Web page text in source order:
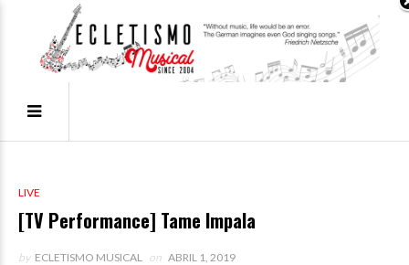
LIVE
[TV Performance] Tame Impala
by ECLETISMO MUSICAL on ABRIL 1, 2019